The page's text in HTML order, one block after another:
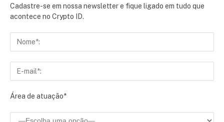
Cadastre-se em nossa newsletter e fique ligado em tudo que
acontece no Crypto ID.
Área de atuação*